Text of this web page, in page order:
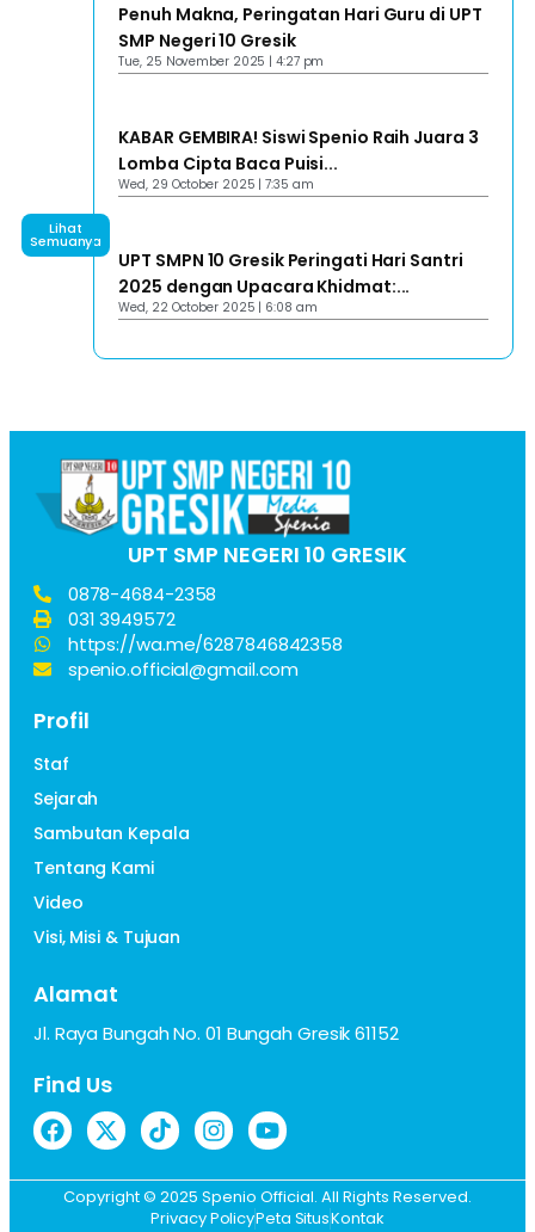
Lihat
Semuanya
Penuh Makna, Peringatan Hari Guru di UPT
SMP Negeri 10 Gresik
Tue, 25 November 2025 | 4:27 pm
KABAR GEMBIRA! Siswi Spenio Raih Juara 3
Lomba Cipta Baca Puisi...
Wed, 29 October 2025 | 7:35 am
UPT SMPN 10 Gresik Peringati Hari Santri
2025 dengan Upacara Khidmat:...
Wed, 22 October 2025 | 6:08 am
UPT SMP NEGERI 10 GRESIK
0878-4684-2358
031 3949572
https://wa.me/6287846842358
spenio.official@gmail.com
Profil
Staf
Sejarah
Sambutan Kepala
Tentang Kami
Video
Visi, Misi & Tujuan
Alamat
Jl. Raya Bungah No. 01 Bungah Gresik 61152
Find Us
Copyright © 2025 Spenio Official. All Rights Reserved.
Privacy PolicyPeta SitusKontak